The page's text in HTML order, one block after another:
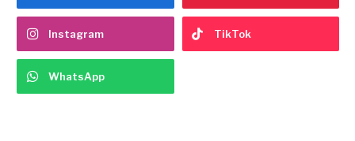
Instagram TikTok
WhatsApp